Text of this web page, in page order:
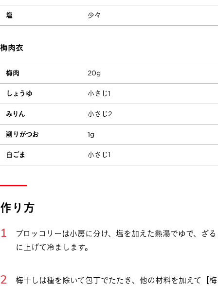
塩 少々
梅肉衣
梅肉 20g
しょうゆ 小さじ1
みりん 小さじ2
削りがつお 1g
白ごま 小さじ1
作り方
ブロッコリーは小房に分け、塩を加えた熱湯でゆで、ざる
に上げて冷まします。
梅干しは種を除いて包丁でたたき、他の材料を加えて【梅